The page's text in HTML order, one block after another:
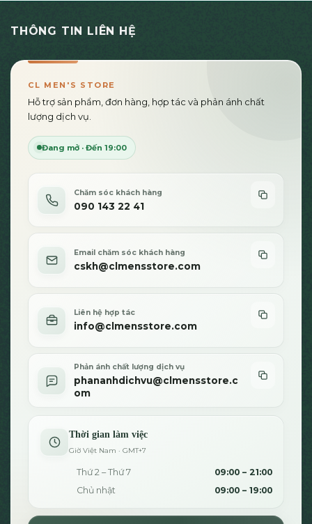
THÔNG TIN LIÊN HỆ
CL MEN'S STORE
Hỗ trợ sản phẩm, đơn hàng, hợp tác và phản ánh chất
lượng dịch vụ.
Đang mở · Đến 19:00
Chăm sóc khách hàng
090 143 22 41
Email chăm sóc khách hàng
cskh@clmensstore.com
Liên hệ hợp tác
info@clmensstore.com
Phản ánh chất lượng dịch vụ
phananhdichvu@clmensstore.c
om
Thời gian làm việc
Giờ Việt Nam · GMT+7
Thứ 2 – Thứ 7
09:00 – 21:00
Chủ nhật
09:00 – 19:00